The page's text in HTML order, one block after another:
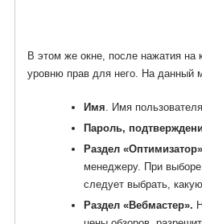
В этом же окне, после нажатия
уровню прав для него. На данный
Имя. Имя
Пароль,
Раздел
менеджеру. При
следует выбрать,
Раздел «Вебмастер».